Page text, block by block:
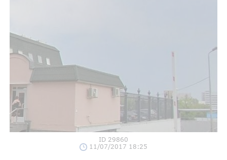
ID 29860
11/07/2017 18:25